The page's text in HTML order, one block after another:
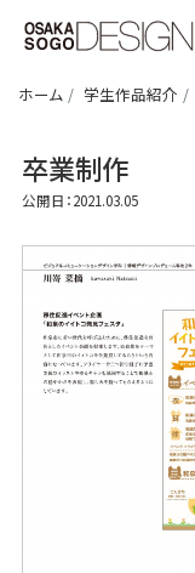
ホーム 学生作品紹介
卒業制作
公開日：2021.03.05